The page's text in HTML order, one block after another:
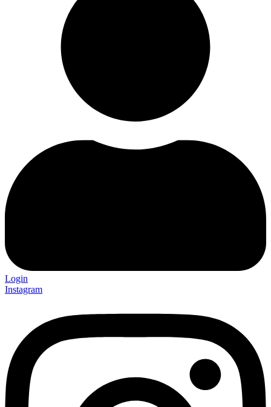
Login
Instagram